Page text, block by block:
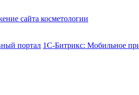
сайта косметологии
портал 1С-Битрикс: Мобильное